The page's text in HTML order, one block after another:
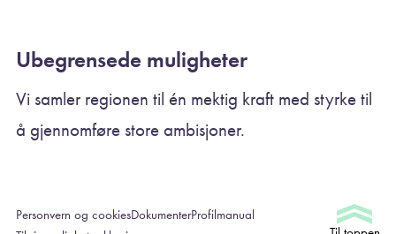
Ubegrensede muligheter
Vi samler regionen til én mektig kraft med styrke til
å gjennomføre store ambisjoner.
Personvern og cookiesDokumenterProfilmanual